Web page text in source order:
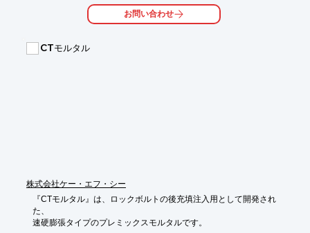
り線に防錆油を
塗布し、ポリエチレン被覆が施されており、水密性・耐久性に優
当社では、水道・下水道など都市基盤であり生活インフラとして
お問い合わせ
CTモルタル
株式会社ケー・エフ・シー
『CTモルタル』は、ロックボルトの後充填注入用として開発され
た、
速硬膨張タイプのプレミックスモルタルです。